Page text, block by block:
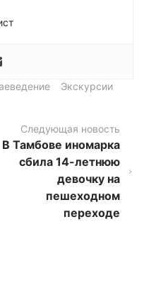
Экскурсии
Следующая новость
В Тамбове иномарка
сбила 14-летнюю
девочку на
пешеходном
переходе